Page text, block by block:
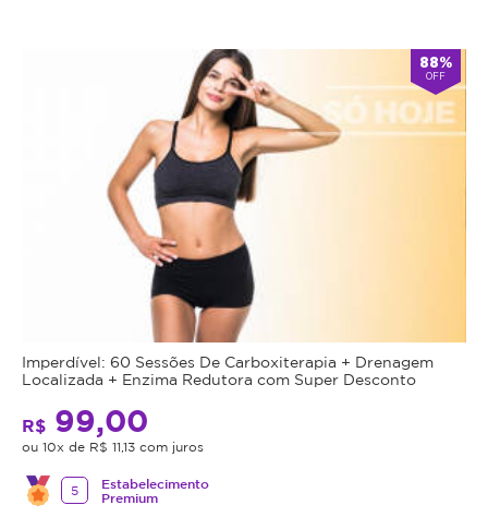
88%
OFF
Imperdível: 60 Sessões De Carboxiterapia + Drenagem
Localizada + Enzima Redutora com Super Desconto
R$ 99,00
ou 10x de R$ 11,13 com juros
5
Estabelecimento
Premium